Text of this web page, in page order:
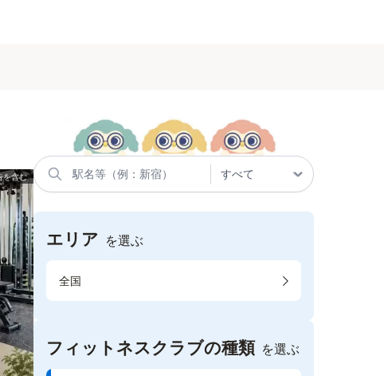
エリア を選ぶ
全国
フィットネスクラブの種類 を選ぶ